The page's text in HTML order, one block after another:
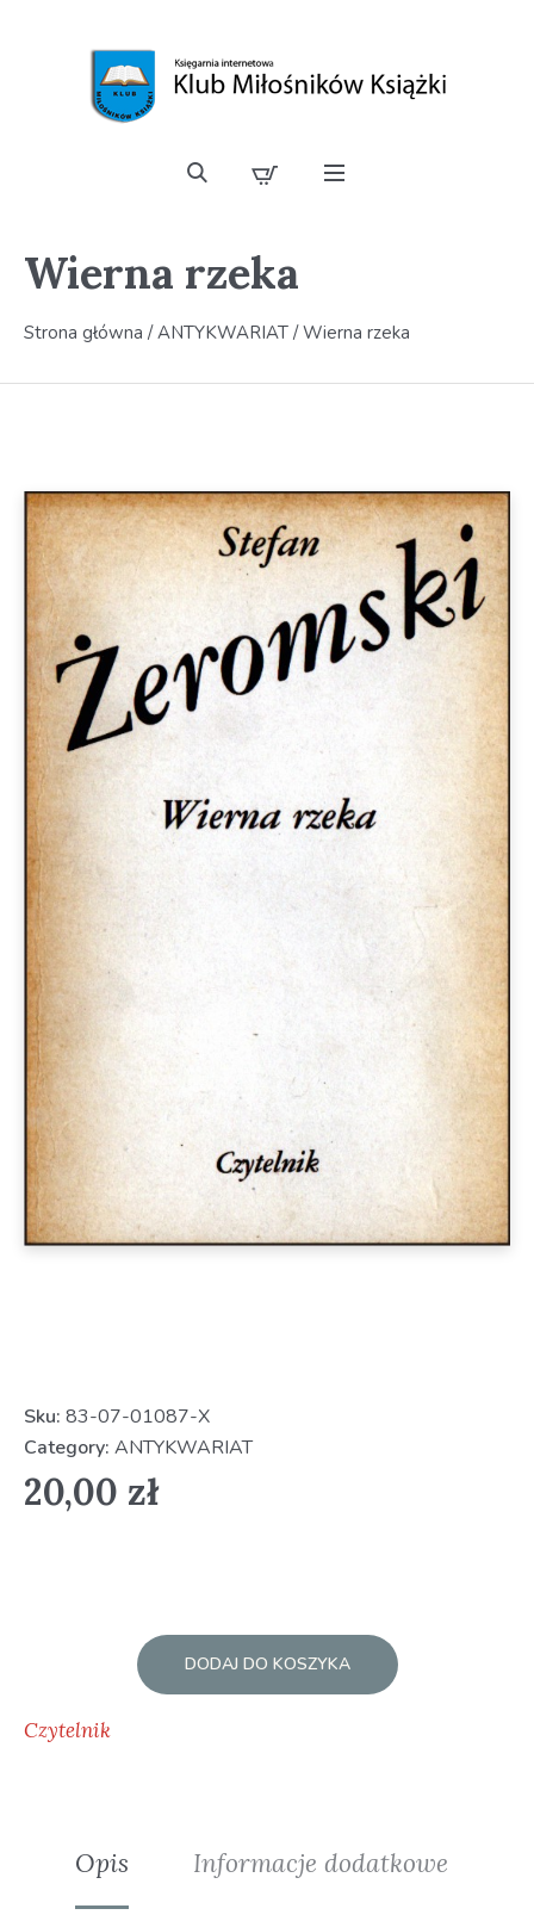
Wierna rzeka
Strona główna /ANTYKWARIAT / Wierna rzeka
Sku: 83-07-01087-X
Category: ANTYKWARIAT
20,00 zł
DODAJ DO KOSZYKA
Czytelnik
Opis Informacje dodatkowe